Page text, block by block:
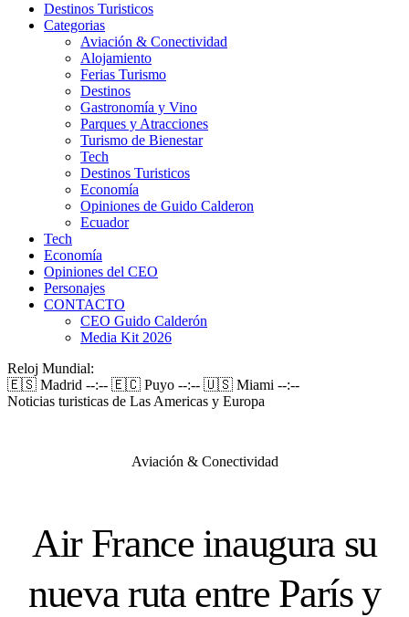
Destinos Turisticos
Categorias
Aviación & Conectividad
Alojamiento
Ferias Turismo
Destinos
Gastronomía y Vino
Parques y Atracciones
Turismo de Bienestar
Tech
Destinos Turisticos
Economía
Opiniones de Guido Calderon
Ecuador
Tech
Economía
Opiniones del CEO
Personajes
CONTACTO
CEO Guido Calderón
Media Kit 2026
Reloj Mundial:
🇪🇸 Madrid --:-- 🇪🇨 Puyo --:-- 🇺🇸 Miami --:--
Noticias turisticas de Las Americas y Europa
Aviación & Conectividad
Air France inaugura su
nueva ruta entre París y